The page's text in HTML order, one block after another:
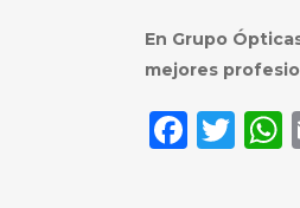
En Grupo
mejores